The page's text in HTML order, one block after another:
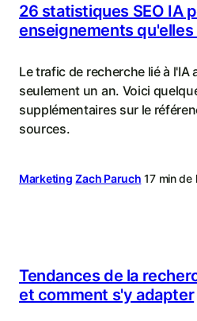
26 statistiques SEO IA
enseignements
Le trafic de recherche lié à l'IA
seulement un an. Voici
supplémentaires sur le
sources.
Marketing Zach Paruch 17 min de
Tendances de la
et comment s'y adapter